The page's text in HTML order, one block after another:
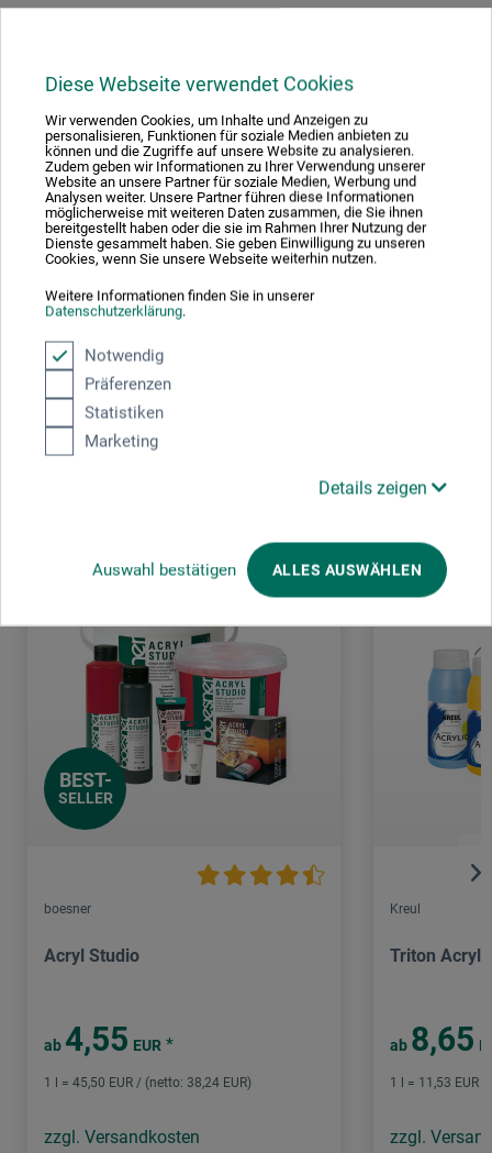
Diese Webseite verwendet Cookies
Wir verwenden Cookies, um Inhalte und Anzeigen zu
personalisieren, Funktionen für soziale Medien anbieten zu
können und die Zugriffe auf unsere Website zu analysieren.
Zudem geben wir Informationen zu Ihrer Verwendung unserer
Website an unsere Partner für soziale Medien, Werbung und
Analysen weiter. Unsere Partner führen diese Informationen
möglicherweise mit weiteren Daten zusammen, die Sie ihnen
bereitgestellt haben oder die sie im Rahmen Ihrer Nutzung der
Dienste gesammelt haben. Sie geben Einwilligung zu unseren
Cookies, wenn Sie unsere Webseite weiterhin nutzen.
Weitere Informationen finden Sie in unserer
Datenschutzerklärung.
Notwendig
Präferenzen
Statistiken
Marketing
Details zeigen
Auswahl bestätigen ALLES AUSWÄHLEN
Hersteller-Kontakt
Hier finden Sie die Kontaktdaten des Herstellers zu
diesem Produkt.
Ciret GmbH
Platz der Republik 6 - 8
42107 Wuppertal
DEUTSCHLAND
Kunden kauften auch
BEST-
SELLER
boesner
Acryl Studio
ab 4,55 EUR *
1 l = 45,50 EUR / (netto: 38,24 EUR)
zzgl. Versandkosten
Kreul
Triton
ab 8,65
1 l = 11,53 EUR
zzgl.